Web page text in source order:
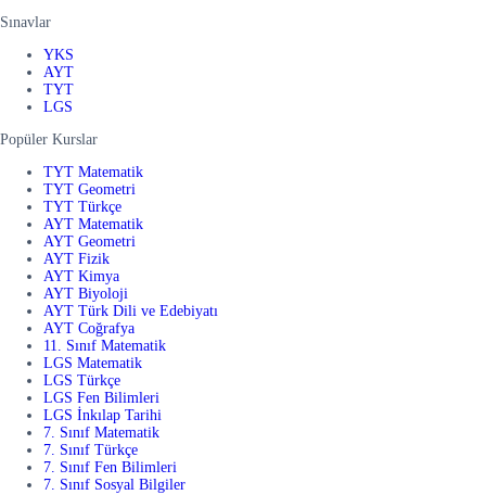
Sınavlar
YKS
AYT
TYT
LGS
Popüler Kurslar
TYT Matematik
TYT Geometri
TYT Türkçe
AYT Matematik
AYT Geometri
AYT Fizik
AYT Kimya
AYT Biyoloji
AYT Türk Dili ve Edebiyatı
AYT Coğrafya
11. Sınıf Matematik
LGS Matematik
LGS Türkçe
LGS Fen Bilimleri
LGS İnkılap Tarihi
7. Sınıf Matematik
7. Sınıf Türkçe
7. Sınıf Fen Bilimleri
7. Sınıf Sosyal Bilgiler